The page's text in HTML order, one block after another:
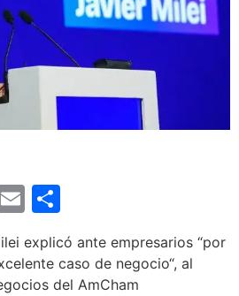
Email
explicó ante empresarios “por
caso de negocio“, al
del AmCham